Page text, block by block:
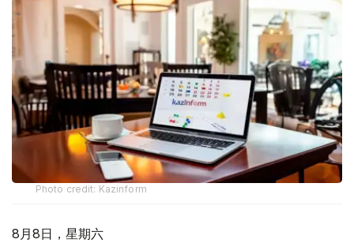
Photo credit: Kazinform
8月8日，星期六